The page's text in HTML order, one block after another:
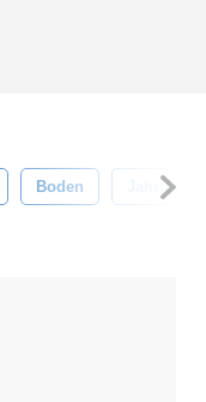
Boden Jahrgang